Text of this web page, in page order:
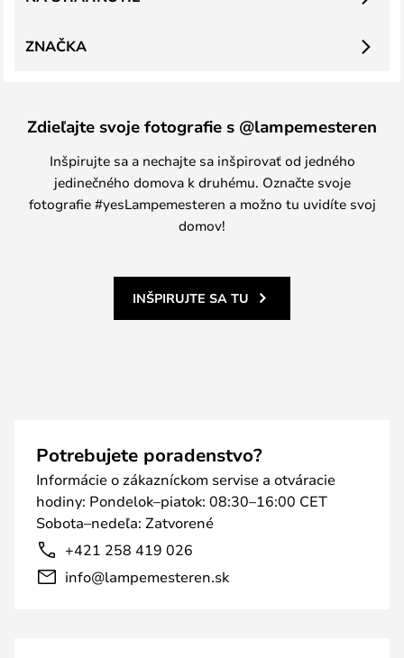
ZNAČKA
Zdieľajte svoje fotografie s @lampemesteren
Inšpirujte sa a nechajte sa inšpirovať od jedného
jedinečného domova k druhému. Označte svoje
fotografie #yesLampemesteren a možno tu uvidíte svoj
domov!
INŠPIRUJTE SA TU
Potrebujete poradenstvo?
Informácie o zákazníckom servise a otváracie
hodiny: Pondelok–piatok: 08:30–16:00 CET
Sobota–nedeľa: Zatvorené
+421 258 419 026
info@lampemesteren.sk